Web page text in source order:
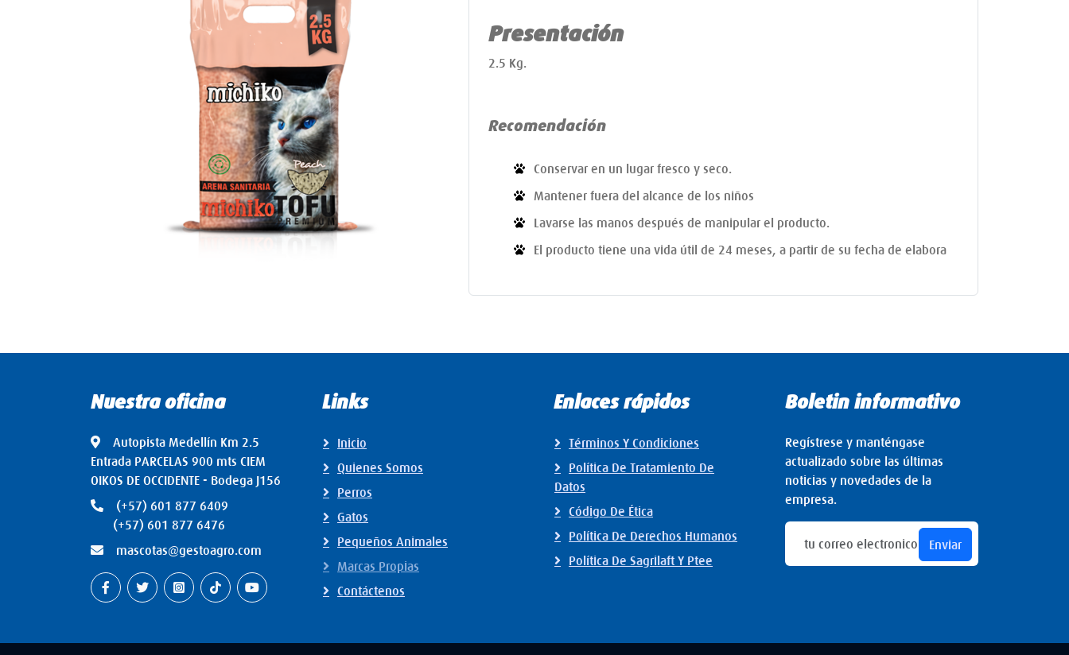
Presentación
2.5 Kg.
Recomendación
Conservar en un lugar fresco y seco.
Mantener fuera del alcance de los niños
Lavarse las manos después de manipular el producto.
El producto tiene una vida útil de 24 meses, a partir de su fecha de elabora
Nuestra oficina
Autopista Medellín Km 2.5
Entrada PARCELAS 900 mts CIEM
OIKOS DE OCCIDENTE - Bodega J156
(+57) 601 877 6409
(+57) 601 877 6476
mascotas@gestoagro.com
Links
Inicio
Quienes Somos
Perros
Gatos
Pequeños Animales
Marcas Propias
Contáctenos
Enlaces rápidos
Términos Y Condiciones
Política De Tratamiento De
Datos
Código De Ética
Política De Derechos Humanos
Política De Sagrilaft Y Ptee
Boletin informativo
Regístrese y manténgase
actualizado sobre las últimas
noticias y novedades de la
empresa.
Enviar